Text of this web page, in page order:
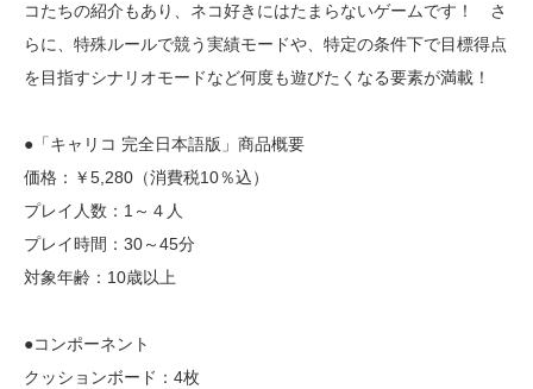
コたちの紹介もあり、ネコ好きにはたまらないゲームです！ さ
らに、特殊ルールで競う実績モードや、特定の条件下で目標得点
を目指すシナリオモードなど何度も遊びたくなる要素が満載！
●「キャリコ 完全日本語版」商品概要
価格：￥5,280（消費税10％込）
プレイ人数：1～４人
プレイ時間：30～45分
対象年齢：10歳以上
●コンポーネント
クッションボード：4枚